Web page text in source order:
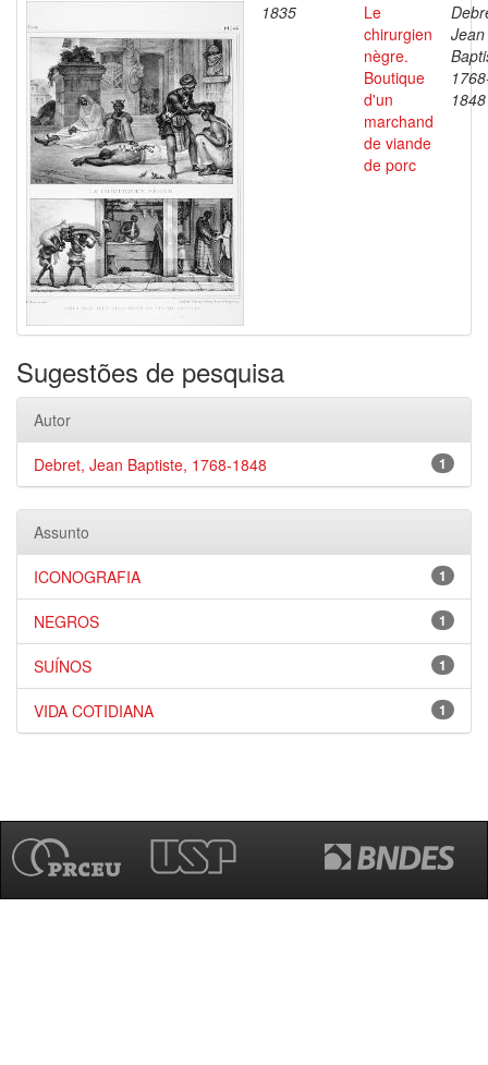
1835
Le
chirurgien
nègre.
Boutique
d'un
marchand
de viande
de porc
Jean
1848
Sugestões de pesquisa
Autor
1
Debret, Jean Baptiste, 1768-1848
Assunto
1
ICONOGRAFIA
1
NEGROS
1
SUÍNOS
1
VIDA COTIDIANA